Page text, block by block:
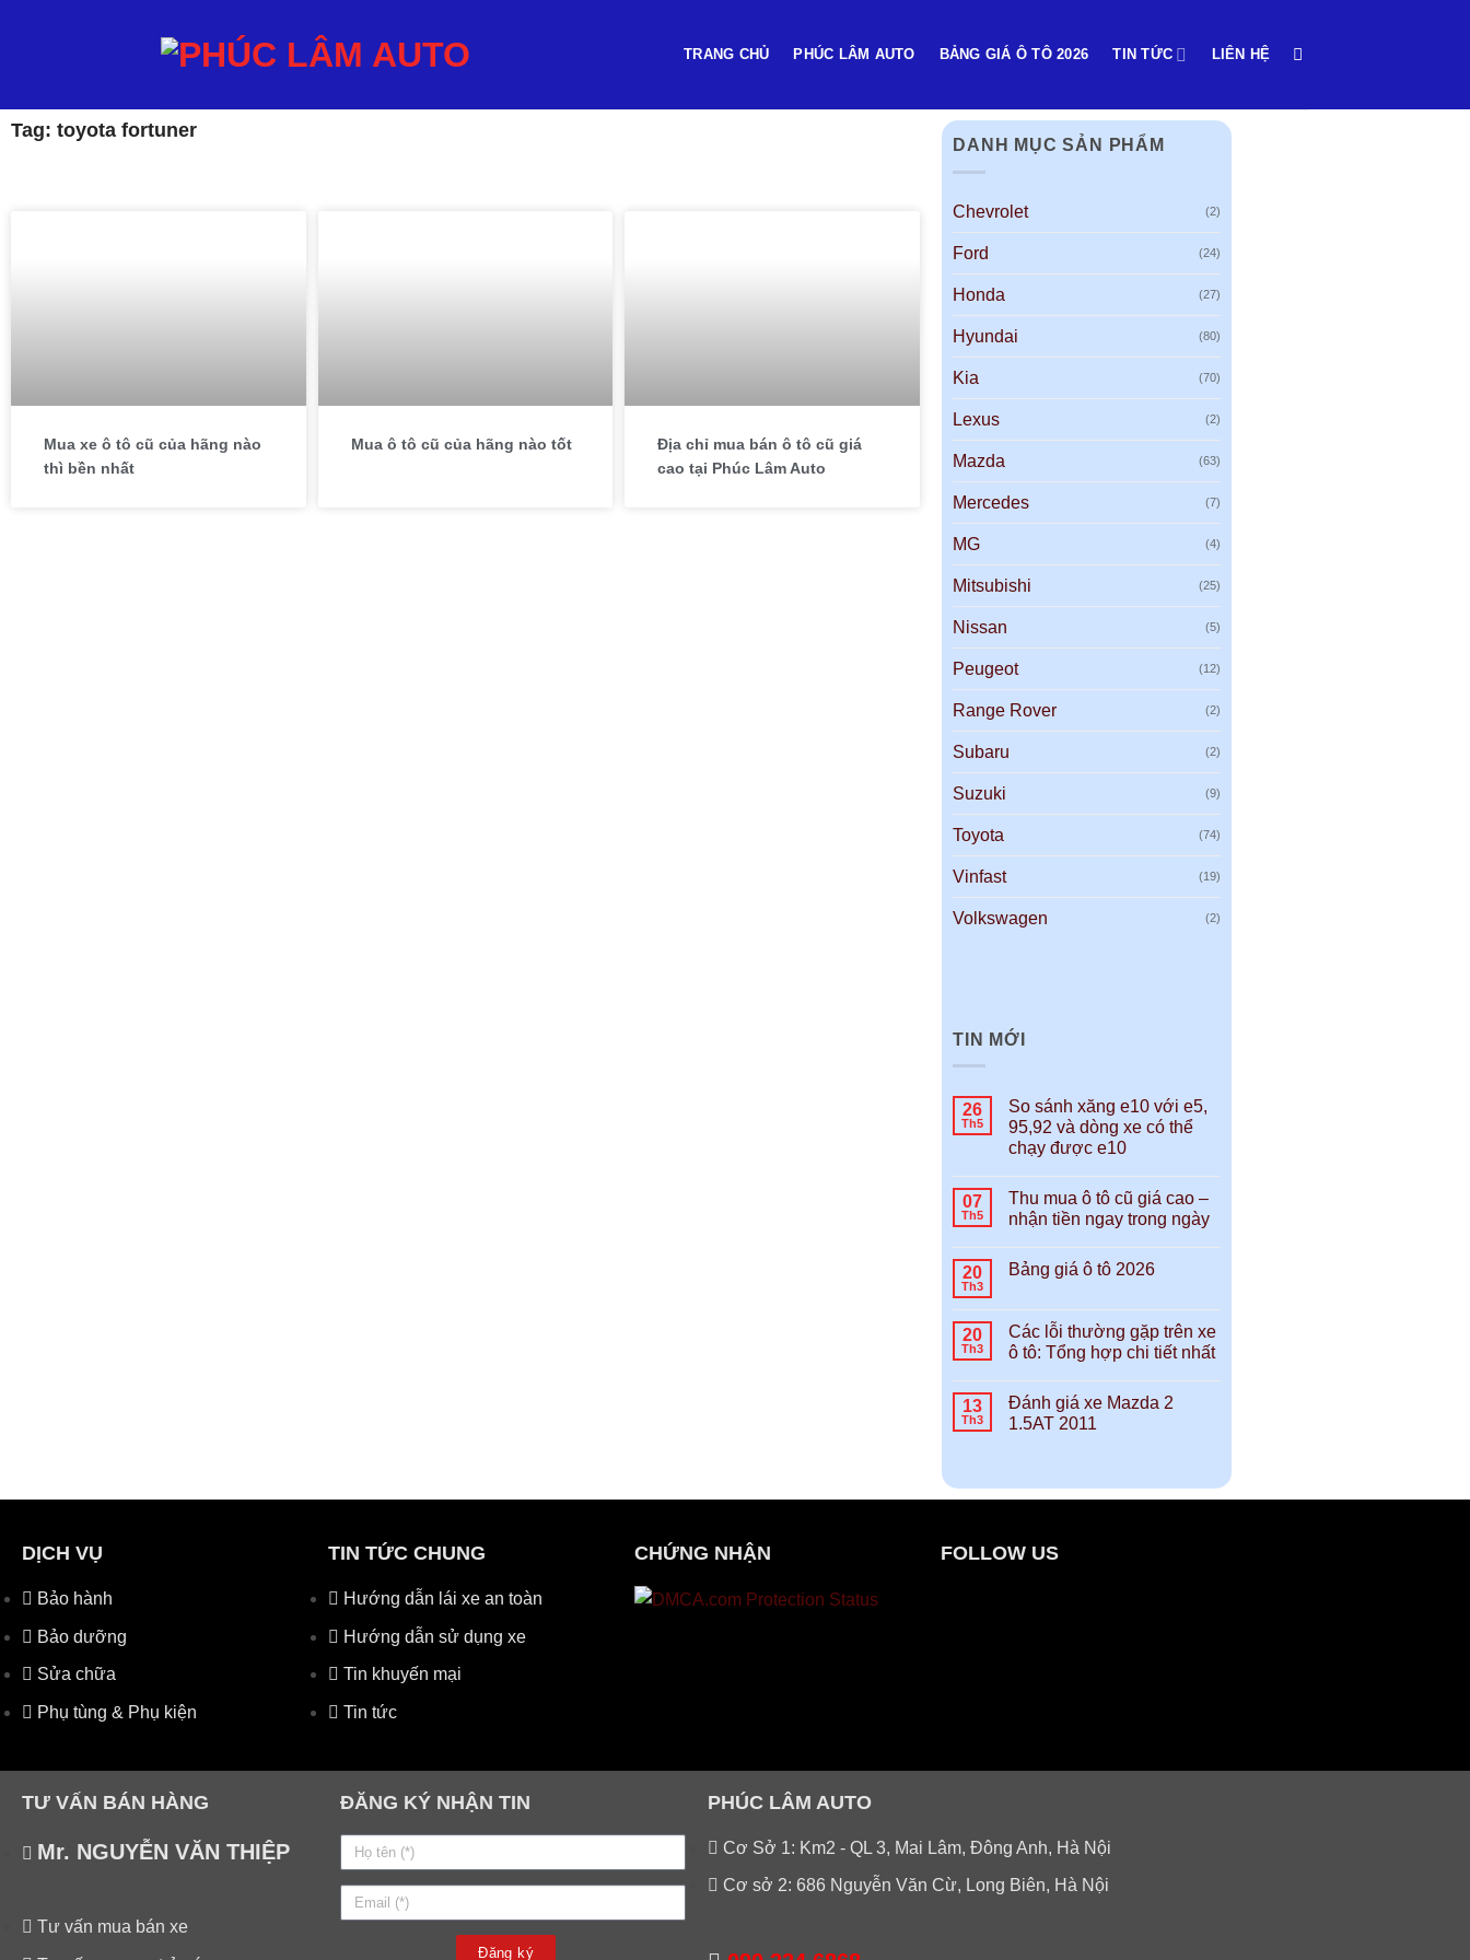
TRANG CHỦ PHÚC LÂM AUTO BẢNG GIÁ Ô TÔ 2026 TIN TỨC LIÊN HỆ
Tag: toyota fortuner
Mua xe ô tô cũ của hãng nào
thì bền nhất
Mua ô tô cũ của hãng nào tốt
Địa chỉ mua bán ô tô cũ giá
cao tại Phúc Lâm Auto
DANH MỤC SẢN PHẨM
Chevrolet (2)
Ford (24)
Honda (27)
Hyundai (80)
Kia (70)
Lexus (2)
Mazda (63)
Mercedes (7)
MG (4)
Mitsubishi (25)
Nissan (5)
Peugeot (12)
Range Rover (2)
Subaru (2)
Suzuki (9)
Toyota (74)
Vinfast (19)
Volkswagen (2)
TIN MỚI
26
Th5
So sánh xăng e10 với e5,
95,92 và dòng xe có thể
chạy được e10
07
Th5
Thu mua ô tô cũ giá cao –
nhận tiền ngay trong ngày
20
Th3
Bảng giá ô tô 2026
20
Th3
Các lỗi thường gặp trên xe
ô tô: Tổng hợp chi tiết nhất
13
Th3
Đánh giá xe Mazda 2
1.5AT 2011
DỊCH VỤ
Bảo hành
Bảo dưỡng
Sửa chữa
Phụ tùng & Phụ kiện
TIN TỨC CHUNG
Hướng dẫn lái xe an toàn
Hướng dẫn sử dụng xe
Tin khuyến mại
Tin tức
CHỨNG NHẬN FOLLOW US
TƯ VẤN BÁN HÀNG
Mr. NGUYỄN VĂN THIỆP
Tư vấn mua bán xe
ĐĂNG KÝ NHẬN TIN
Đăng ký
PHÚC LÂM AUTO
Cơ Sở 1: Km2 - QL 3, Mai Lâm, Đông Anh, Hà Nội
Cơ sở 2: 686 Nguyễn Văn Cừ, Long Biên, Hà Nội